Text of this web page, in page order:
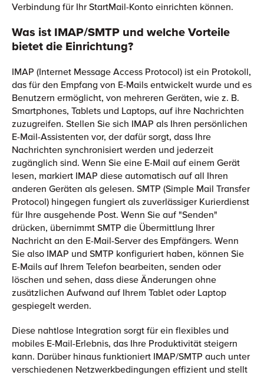
Verbindung für Ihr StartMail-Konto einrichten können.
Was ist IMAP/SMTP und welche Vorteile
bietet die Einrichtung?
IMAP (Internet Message Access Protocol) ist ein Protokoll,
das für den Empfang von E-Mails entwickelt wurde und es
Benutzern ermöglicht, von mehreren Geräten, wie z. B.
Smartphones, Tablets und Laptops, auf ihre Nachrichten
zuzugreifen. Stellen Sie sich IMAP als Ihren persönlichen
E-Mail-Assistenten vor, der dafür sorgt, dass Ihre
Nachrichten synchronisiert werden und jederzeit
zugänglich sind. Wenn Sie eine E-Mail auf einem Gerät
lesen, markiert IMAP diese automatisch auf all Ihren
anderen Geräten als gelesen. SMTP (Simple Mail Transfer
Protocol) hingegen fungiert als zuverlässiger Kurierdienst
für Ihre ausgehende Post. Wenn Sie auf "Senden"
drücken, übernimmt SMTP die Übermittlung Ihrer
Nachricht an den E-Mail-Server des Empfängers. Wenn
Sie also IMAP und SMTP konfiguriert haben, können Sie
E-Mails auf Ihrem Telefon bearbeiten, senden oder
löschen und sehen, dass diese Änderungen ohne
zusätzlichen Aufwand auf Ihrem Tablet oder Laptop
gespiegelt werden.
Diese nahtlose Integration sorgt für ein flexibles und
mobiles E-Mail-Erlebnis, das Ihre Produktivität steigern
kann. Darüber hinaus funktioniert IMAP/SMTP auch unter
verschiedenen Netzwerkbedingungen effizient und stellt